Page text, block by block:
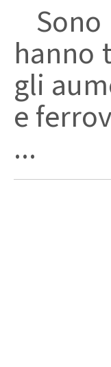
hanno
gli
e
...